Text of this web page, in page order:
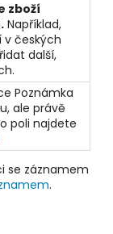
zboží
Například,
v českých
další,
Poznámka
ale právě
poli najdete
se záznamem
.